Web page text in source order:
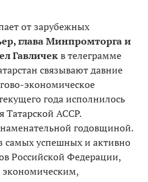
от зарубежных
глава Минпромторга и
Гавличекв телеграмме
связывают давние
экономическое
года исполнилось
Татарской АССР.
годовщиной.
самых успешных и активно
Российской Федерации,